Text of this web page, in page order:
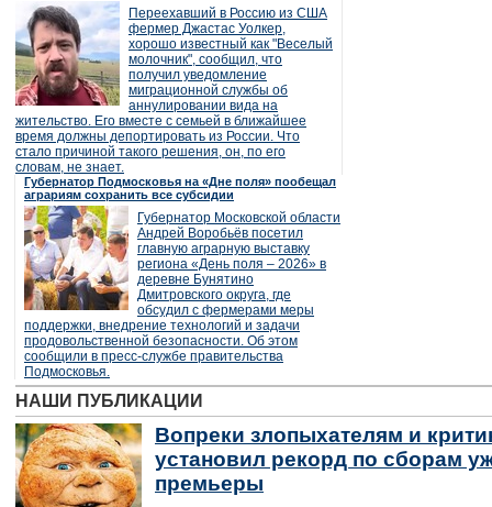
Переехавший в Россию из США
фермер Джастас Уолкер,
хорошо известный как "Веселый
молочник", сообщил, что
получил уведомление
миграционной службы об
аннулировании вида на
жительство. Его вместе с семьей в ближайшее
время должны депортировать из России. Что
стало причиной такого решения, он, по его
словам, не знает.
Губернатор Подмосковья на «Дне поля» пообещал
аграриям сохранить все субсидии
Губернатор Московской области
Андрей Воробьёв посетил
главную аграрную выставку
региона «День поля – 2026» в
деревне Бунятино
Дмитровского округа, где
обсудил с фермерами меры
поддержки, внедрение технологий и задачи
продовольственной безопасности. Об этом
сообщили в пресс-службе правительства
Подмосковья.
НАШИ ПУБЛИКАЦИИ
Вопреки злопыхателям и
установил рекорд по сборам
премьеры